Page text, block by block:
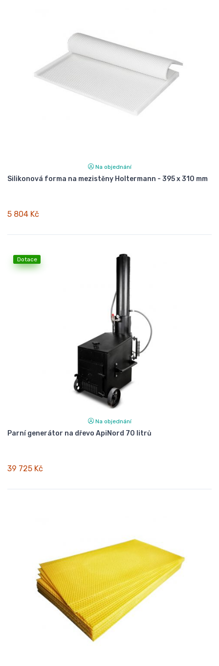
Na objednání
Silikonová forma na mezistěny Holtermann - 395 x 310 mm
5 804 Kč
Dotace
Na objednání
Parní generátor na dřevo ApiNord 70 litrů
39 725 Kč